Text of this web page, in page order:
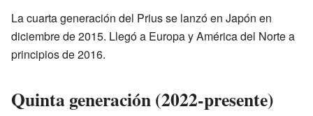
La cuarta generación del Prius se lanzó en Japón en
diciembre de 2015. Llegó a Europa y América del Norte a
principios de 2016.
Quinta generación (2022-presente)